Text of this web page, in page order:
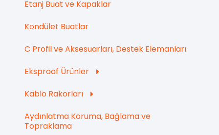
Etanj Buat ve Kapaklar
Kondület Buatlar
C Profil ve Aksesuarları, Destek Elemanları
Eksproof Ürünler
Kablo Rakorları
Aydınlatma Koruma, Bağlama ve
Topraklama